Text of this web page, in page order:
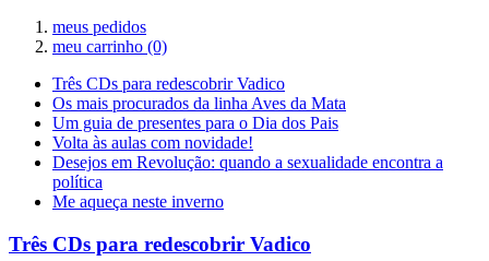
meus pedidos
meu carrinho (0)
Três CDs para redescobrir Vadico
Os mais procurados da linha Aves da Mata
Um guia de presentes para o Dia dos Pais
Volta às aulas com novidade!
Desejos em Revolução: quando a sexualidade encontra a
política
Me aqueça neste inverno
Três CDs para redescobrir Vadico